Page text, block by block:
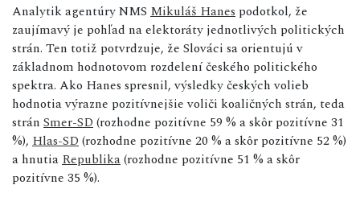
Analytik agentúry NMS Mikuláš Hanes podotkol, že
zaujímavý je pohľad na elektoráty jednotlivých politických
strán. Ten totiž potvrdzuje, že Slováci sa orientujú v
základnom hodnotovom rozdelení českého politického
spektra. Ako Hanes spresnil, výsledky českých volieb
hodnotia výrazne pozitívnejšie voliči koaličných strán, teda
strán Smer-SD (rozhodne pozitívne 59 % a skôr pozitívne 31
%), Hlas-SD (rozhodne pozitívne 20 % a skôr pozitívne 52 %)
a hnutia Republika(rozhodne pozitívne 51 % a skôr
pozitívne 35 %).